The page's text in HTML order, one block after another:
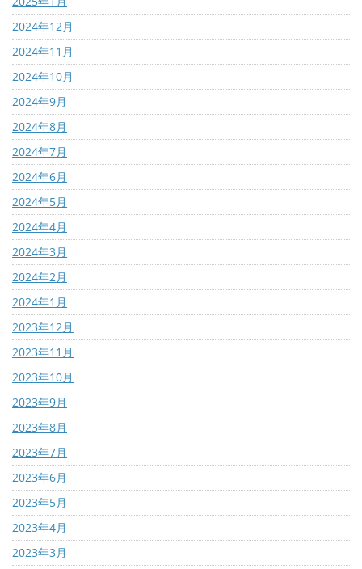
2024年12月
2024年11月
2024年10月
2024年9月
2024年8月
2024年7月
2024年6月
2024年5月
2024年4月
2024年3月
2024年2月
2024年1月
2023年12月
2023年11月
2023年10月
2023年9月
2023年8月
2023年7月
2023年6月
2023年5月
2023年4月
2023年3月